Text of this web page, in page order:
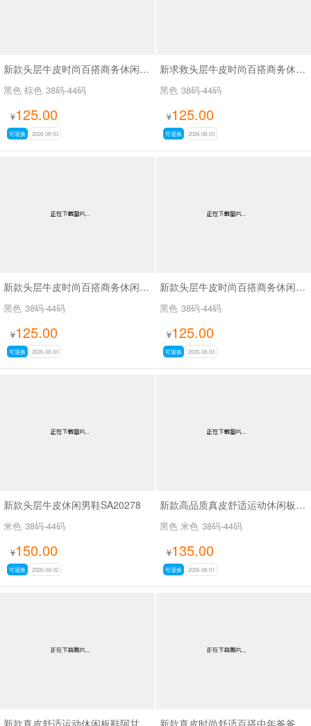
新款头层牛皮时尚百搭商务休闲男鞋SA8225
黑色 棕色 38码-44码
¥125.00
可退换 2026-08-03
新求救头层牛皮时尚百搭商务休闲男鞋SA8222
黑色 38码-44码
¥125.00
可退换 2026-08-03
新款头层牛皮时尚百搭商务休闲男鞋SA8226
黑色 38码-44码
¥125.00
可退换 2026-08-03
新款头层牛皮时尚百搭商务休闲男鞋SA8221
黑色 38码-44码
¥125.00
可退换 2026-08-03
新款头层牛皮休闲男鞋SA20278
米色 38码-44码
¥150.00
可退换 2026-08-02
新款高品质真皮舒适运动休闲板鞋阿甘鞋SA261
黑色 米色 38码-44码
¥135.00
可退换 2026-08-01